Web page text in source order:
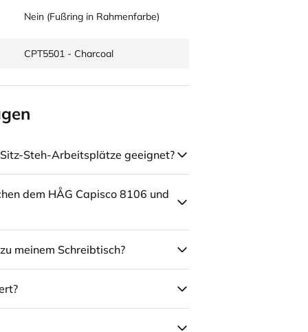
Nein (Fußring in Rahmenfarbe)
CPT5501 - Charcoal
Steh-Arbeitsplätze geeignet?
dem HÅG Capisco 8106 und
meinem Schreibtisch?